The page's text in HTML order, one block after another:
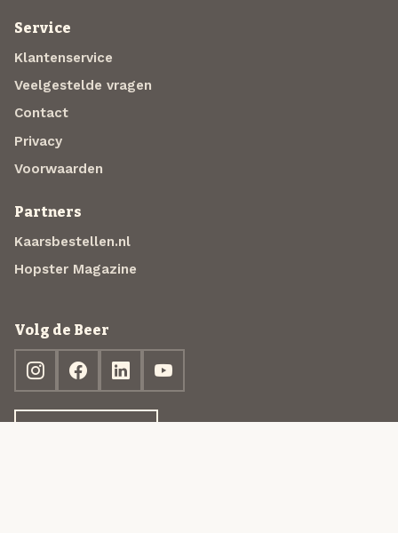
Service
Klantenservice
Veelgestelde vragen
Contact
Privacy
Voorwaarden
Partners
Kaarsbestellen.nl
Hopster Magazine
Volg de Beer